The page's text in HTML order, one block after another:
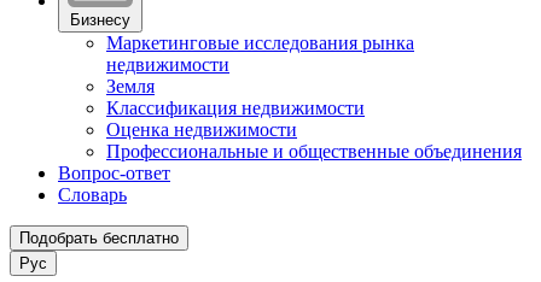
Бизнесу
Маркетинговые исследования рынка
недвижимости
Земля
Классификация недвижимости
Оценка недвижимости
Профессиональные и общественные объединения
Вопрос-ответ
Словарь
Подобрать бесплатно
Рус